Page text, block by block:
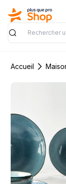
Rechercher
Accueil